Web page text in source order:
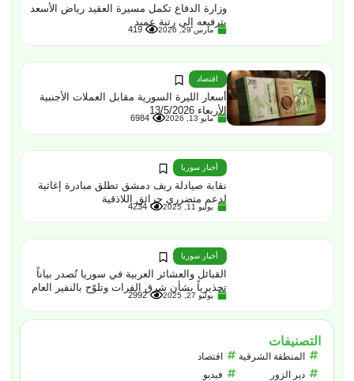
وزارة الدفاع تكمل مسيرة العقيد رياض الأسعد
بترفيعه إلى رتبة عميد
مارس 29, 2026 419
اقتصاد
أسعار الليرة السورية مقابل العملات الأجنبية
الأربعاء 13/5/2026
مايو 13, 2026 6984
أخبار سوريا
نقابة صيادلة ريف دمشق تطلق مبادرة إغاثية
لدعم متضرري حرائق اللاذقية
يوليو 11, 2025 4234
أخبار سوريا
القبائل والعشائر العربية في سوريا تُصدر بياناً
تحذيرياً بشأن شرق الفرات وتلوّح بالنفير العام
يوليو 27, 2025 2992
التصنيفات
المنطقة الشرقية
دير الزور
اقتصاد
فيديو